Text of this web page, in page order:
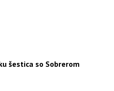
šestica so Sobrerom